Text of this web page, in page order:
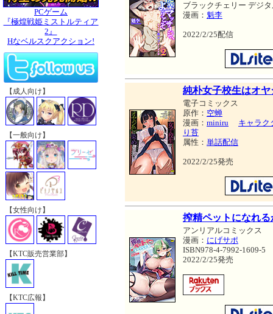
PCゲーム
『極煌戦姫ミストルティア
2』
Hなベルスクアクション!
【成人向け】
【一般向け】
【女性向け】
【KTC販売営業部】
【KTC広報】
ブラックチェリー デジ
漫画： 魁李
2022/2/25配信
純朴女子校生はオ
電子コミックス
原作： 空蝉
漫画： miniru
キャラク
り苔
属性： 単話配信
2022/2/25発売
搾精ペットになれ
アンリアルコミックス
漫画： にげサポ
ISBN978-4-7992-1609-5
2022/2/25発売